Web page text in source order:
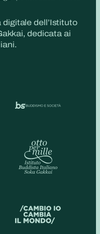
digitale dell’Istituto
dedicata ai